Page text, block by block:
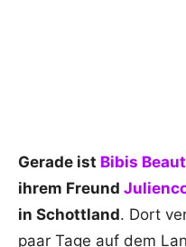
Gerade ist Bibis
ihrem Freund
in Schottland. Dort
paar Tage auf dem